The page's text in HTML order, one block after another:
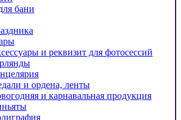
бани
и реквизит для фотосессий
и ордена, ленты
и карнавальная продукция